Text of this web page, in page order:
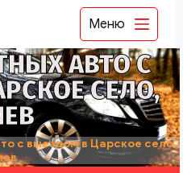
Меню
АВТО С
СЕЛО,
с выездом в Царское село,